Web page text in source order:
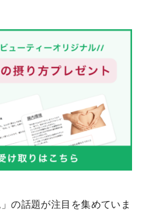
の話題が注目を集めていま